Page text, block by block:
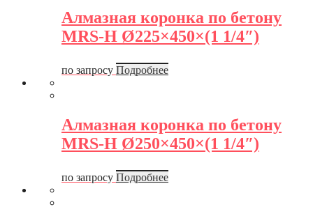
Алмазная коронка по бетону
MRS-H Ø225×450×(1 1/4″)
по запросу Подробнее
Алмазная коронка по бетону
MRS-H Ø250×450×(1 1/4″)
по запросу Подробнее